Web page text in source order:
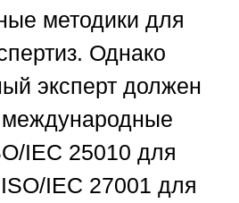
методики для
Однако
эксперт должен
международные
IEC 25010 для
IEC 27001 для